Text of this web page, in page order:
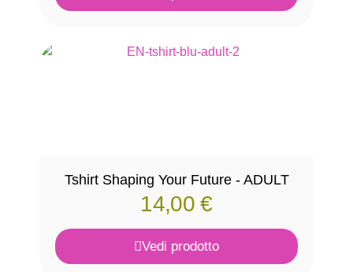
Tshirt Shaping Your Future - ADULT
14,00€
Vedi prodotto